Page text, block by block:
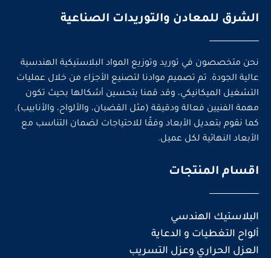
الشرق للمعادن والتوريدات الصناعية
نحن متخصصون في توريد وتوزيع المواد البلاستيكية الهندسية
عالية الجودة. تم تصميم موادنا لتصنيع الأجزاء من خلال عمليات
التشغيل الميكانيكي، وقد قمنا بتحسين أشكالها بحيث تكون
مهمة الفنيين فعالة ودقيقة (مثل القضبان، والألواح، والأنابيب).
كما نقوم بتعديل الأبعاد وفقًا للاحتياجات لضمان التناسب مع
الأبعاد النهائية لكل عميل.
اقسام المنتجات
البلاستيك الهندسي
ألواح التغطيات و الدعاية
العزل الحراري وعزل التسريب